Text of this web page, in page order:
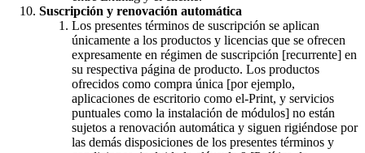
Suscripción y renovación automática
Los presentes términos de suscripción se aplican
únicamente a los productos y licencias que se ofrecen
expresamente en régimen de suscripción [recurrente] en
su respectiva página de producto. Los productos
ofrecidos como compra única [por ejemplo,
aplicaciones de escritorio como el-Print, y servicios
puntuales como la instalación de módulos] no están
sujetos a renovación automática y siguen rigiéndose por
las demás disposiciones de los presentes términos y